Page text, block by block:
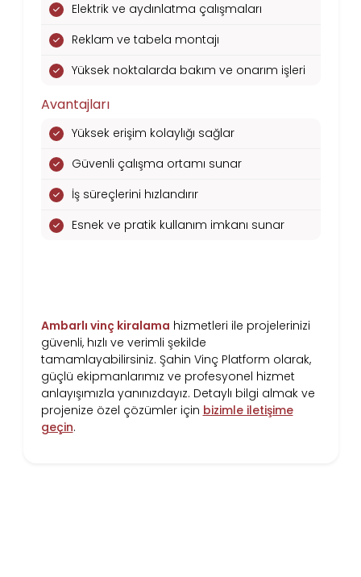
Elektrik ve aydınlatma çalışmaları
Reklam ve tabela montajı
Yüksek noktalarda bakım ve onarım işleri
Avantajları
Yüksek erişim kolaylığı sağlar
Güvenli çalışma ortamı sunar
İş süreçlerini hızlandırır
Esnek ve pratik kullanım imkanı sunar
Ambarlı vinç kiralama hizmetleri ile projelerinizi
güvenli, hızlı ve verimli şekilde
tamamlayabilirsiniz. Şahin Vinç Platform olarak,
güçlü ekipmanlarımız ve profesyonel hizmet
anlayışımızla yanınızdayız. Detaylı bilgi almak ve
projenize özel çözümler için bizimle iletişime
geçin.